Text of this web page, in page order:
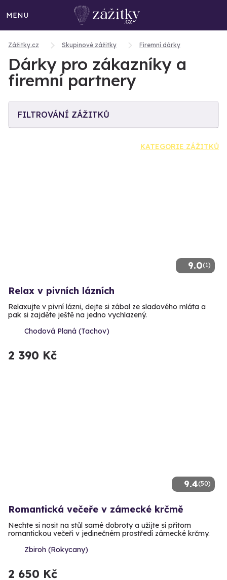
MENU
Zážitky.cz Skupinové zážitky Firemní dárky
Dárky pro zákazníky a
firemní partnery
FILTROVÁNÍ ZÁŽITKŮ
KATEGORIE ZÁŽITKŮ
9.0(1)
Relax v pivních lázních
Relaxujte v pivní lázni, dejte si zábal ze sladového mláta a
pak si zajděte ještě na jedno vychlazený.
Chodová Planá (Tachov)
2 390 Kč
9.4(50)
Romantická večeře v zámecké krčmě
Nechte si nosit na stůl samé dobroty a užijte si přitom
romantickou večeři v jedinečném prostředí zámecké krčmy.
Zbiroh (Rokycany)
2 650 Kč